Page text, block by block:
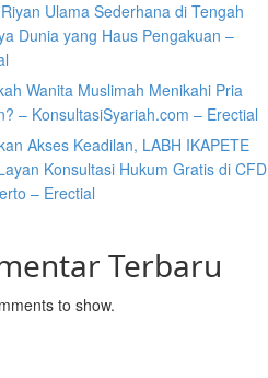
Ulama Sederhana di Tengah
Dunia yang Haus Pengakuan –
Wanita Muslimah Menikahi Pria
– KonsultasiSyariah.com – Erectial
Akses Keadilan, LABH IKAPETE
Konsultasi Hukum Gratis di CFD
– Erectial
Terbaru
to show.